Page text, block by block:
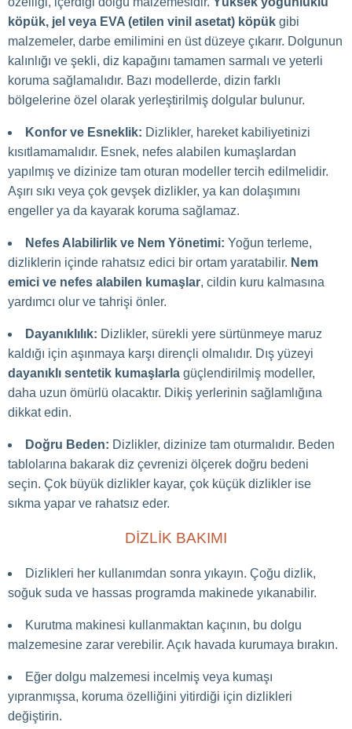
köpük, jel veya EVA (etilen vinil asetat) köpük gibi
malzemeler, darbe emilimini en üst düzeye çıkarır. Dolgunun
kalınlığı ve şekli, diz kapağını tamamen sarmalı ve yeterli
koruma sağlamalıdır. Bazı modellerde, dizin farklı
bölgelerine özel olarak yerleştirilmiş dolgular bulunur.
Konfor ve Esneklik: Dizlikler, hareket kabiliyetinizi
kısıtlamamalıdır. Esnek, nefes alabilen kumaşlardan
yapılmış ve dizinize tam oturan modeller tercih edilmelidir.
Aşırı sıkı veya çok gevşek dizlikler, ya kan dolaşımını
engeller ya da kayarak koruma sağlamaz.
Nefes Alabilirlik ve Nem Yönetimi: Yoğun terleme,
dizliklerin içinde rahatsız edici bir ortam yaratabilir. Nem
emici ve nefes alabilen kumaşlar, cildin kuru kalmasına
yardımcı olur ve tahrişi önler.
Dayanıklılık: Dizlikler, sürekli yere sürtünmeye maruz
kaldığı için aşınmaya karşı dirençli olmalıdır. Dış yüzeyi
dayanıklı sentetik kumaşlarla güçlendirilmiş modeller,
daha uzun ömürlü olacaktır. Dikiş yerlerinin sağlamlığına
dikkat edin.
Doğru Beden: Dizlikler, dizinize tam oturmalıdır. Beden
tablolarına bakarak diz çevrenizi ölçerek doğru bedeni
seçin. Çok büyük dizlikler kayar, çok küçük dizlikler ise
sıkma yapar ve rahatsız eder.
DIZLIK BAKIMI
Dizlikleri her kullanımdan sonra yıkayın. Çoğu dizlik,
soğuk suda ve hassas programda makinede yıkanabilir.
Kurutma makinesi kullanmaktan kaçının, bu dolgu
malzemesine zarar verebilir. Açık havada kurumaya bırakın.
Eğer dolgu malzemesi incelmiş veya kumaşı
yıpranmışsa, koruma özelliğini yitirdiği için dizlikleri
değiştirin.